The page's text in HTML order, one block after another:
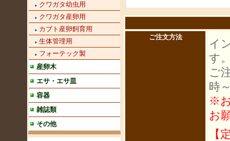
クワガタ幼虫用
クワガタ産卵用
カブト産卵飼育用
生体管理用
フォーテック製
産卵木
エサ・エサ皿
容器
雑誌類
その他
ご注文方法
イ
す
ご
時
※
お
【